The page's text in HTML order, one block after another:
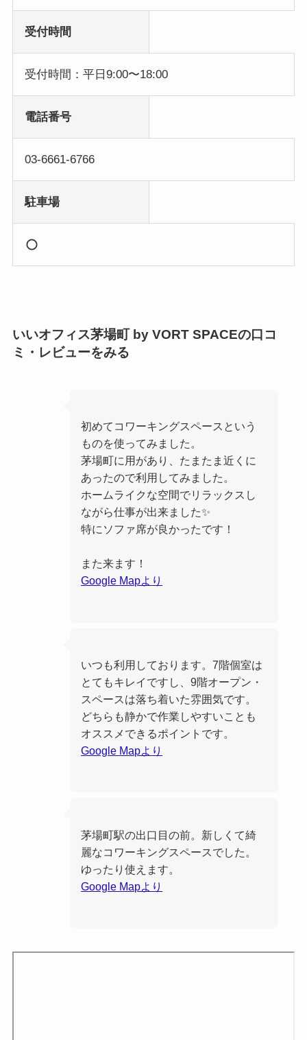
受付時間
受付時間：平日9:00〜18:00
電話番号
03-6661-6766
駐車場
いいオフィス茅場町 by VORT SPACEの口コ
ミ・レビューをみる
初めてコワーキングスペースという
ものを使ってみました。
茅場町に用があり、たまたま近くに
あったので利用してみました。
ホームライクな空間でリラックスし
ながら仕事が出来ました✨
特にソファ席が良かったです！
また来ます！
Google Mapより
いつも利用しております。7階個室は
とてもキレイですし、9階オープン・
スペースは落ち着いた雰囲気です。
どちらも静かで作業しやすいことも
オススメできるポイントです。
Google Mapより
茅場町駅の出口目の前。新しくて綺
麗なコワーキングスペースでした。
ゆったり使えます。
Google Mapより